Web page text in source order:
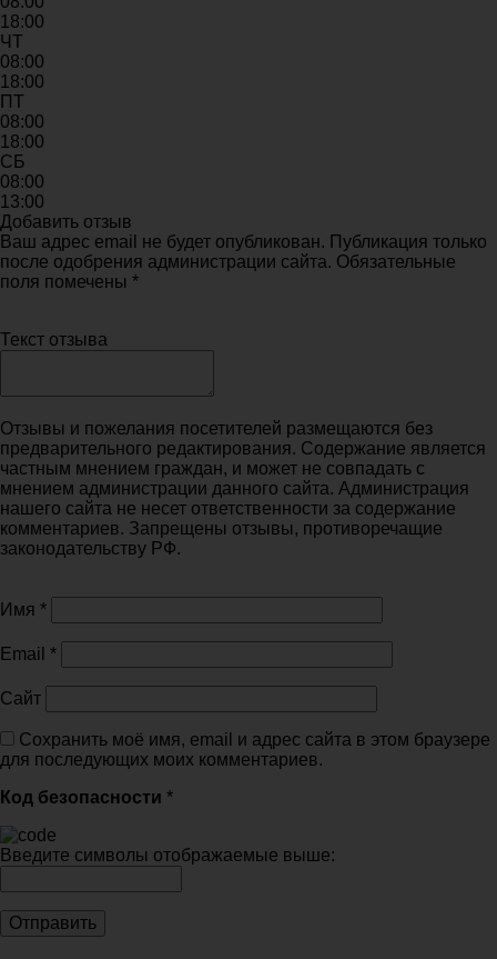
18:00
ЧТ
08:00
18:00
ПТ
08:00
18:00
СБ
08:00
13:00
Добавить отзыв
Ваш адрес email не будет опубликован. Публикация только
после одобрения администрации сайта. Обязательные
поля помечены *
Текст отзыва
Отзывы и пожелания посетителей размещаются без
предварительного редактирования. Содержание является
частным мнением граждан, и может не совпадать с
мнением администрации данного сайта. Администрация
нашего сайта не несет ответственности за содержание
комментариев. Запрещены отзывы, противоречащие
законодательству РФ.
Имя *
Email *
Сайт
Сохранить моё имя, email и адрес сайта в этом браузере
для последующих моих комментариев.
Код безопасности *
Введите символы отображаемые выше: